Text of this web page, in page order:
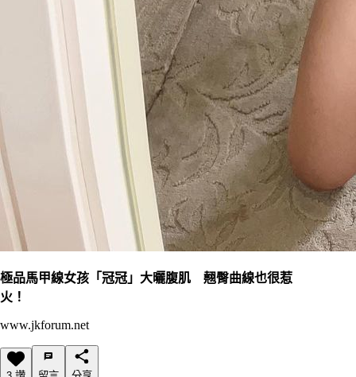
極品馬甲線女孩「冠冠」大曬腹肌 翹臀曲線也很惹
火！
www.jkforum.net